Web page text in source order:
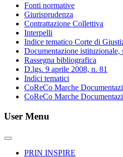
Fonti normative
Giurisprudenza
Contrattazione Collettiva
Interpelli
Indice tematico Corte di
Documentazione istituzionale,
Rassegna bibliografica
D.lgs. 9 aprile 2008, n. 81
Indici tematici
CoReCo Marche
CoReCo Marche
User Menu
PRIN INSPIRE